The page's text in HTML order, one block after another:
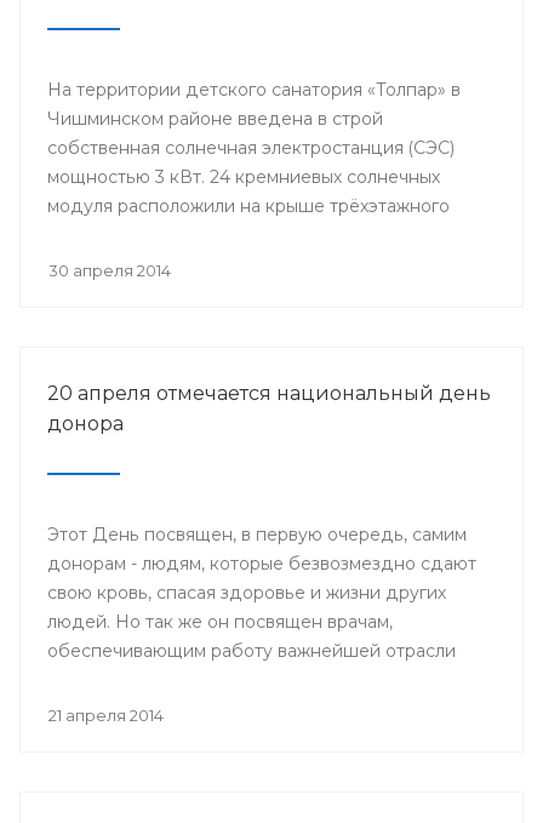
На территории детского санатория «Толпар» в
Чишминском районе введена в строй
собственная солнечная электростанция (СЭС)
мощностью 3 кВт. 24 кремниевых солнечных
модуля расположили на крыше трёхэтажного
30 апреля 2014
20 апреля отмечается национальный день
донора
Этот День посвящен, в первую очередь, самим
донорам - людям, которые безвозмездно сдают
свою кровь, спасая здоровье и жизни других
людей. Но так же он посвящен врачам,
обеспечивающим работу важнейшей отрасли
21 апреля 2014